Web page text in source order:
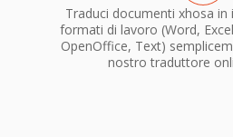
Traduci documenti xhosa in
formati di lavoro (Word,
OpenOffice, Text)
nostro traduttore